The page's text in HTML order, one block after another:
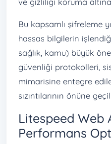
Bu kapsamlı şifreleme
hassas bilgilerin
sağlık, kamu) büyük
güvenliği protokolleri,
mimarisine entegre
sızıntılarının önüne
Litespeed Web
Performans